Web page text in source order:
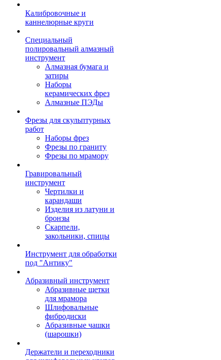
Калибровочные и
каннелюрные круги
Специальный
полировальный алмазный
инструмент
Алмазная бумага и
затиры
Наборы
керамических фрез
Алмазные ПЭДы
Фрезы для скульптурных
работ
Наборы фрез
Фрезы по граниту
Фрезы по мрамору
Гравировальный
инструмент
Чертилки и
карандаши
Изделия из латуни и
бронзы
Скарпели,
закольники, спицы
Инструмент для обработки
под "Антику"
Абразивный инструмент
Абразивные щетки
для мрамора
Шлифовальные
фибродиски
Абразивные чашки
(шарошки)
Держатели и переходники